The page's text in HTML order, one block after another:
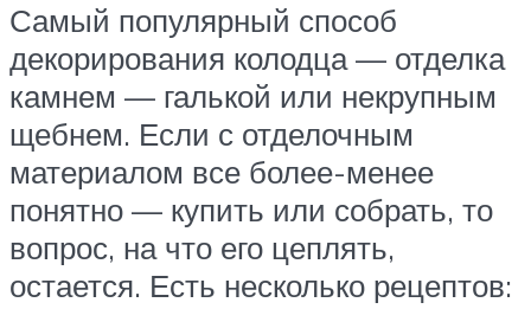
Самый популярный способ
декорирования колодца — отделка
камнем — галькой или некрупным
щебнем. Если с отделочным
материалом все более-менее
понятно — купить или собрать, то
вопрос, на что его цеплять,
остается. Есть несколько рецептов: